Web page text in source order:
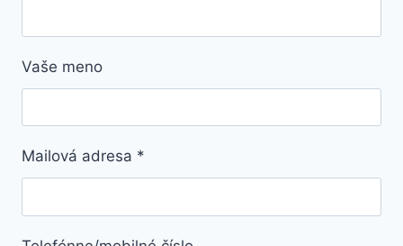
Vaše meno
Mailová adresa *